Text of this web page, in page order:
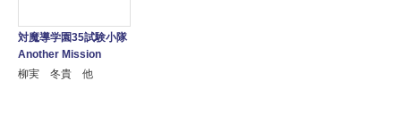
対魔導学園35試験小隊
Another Mission
柳実 冬貴 他